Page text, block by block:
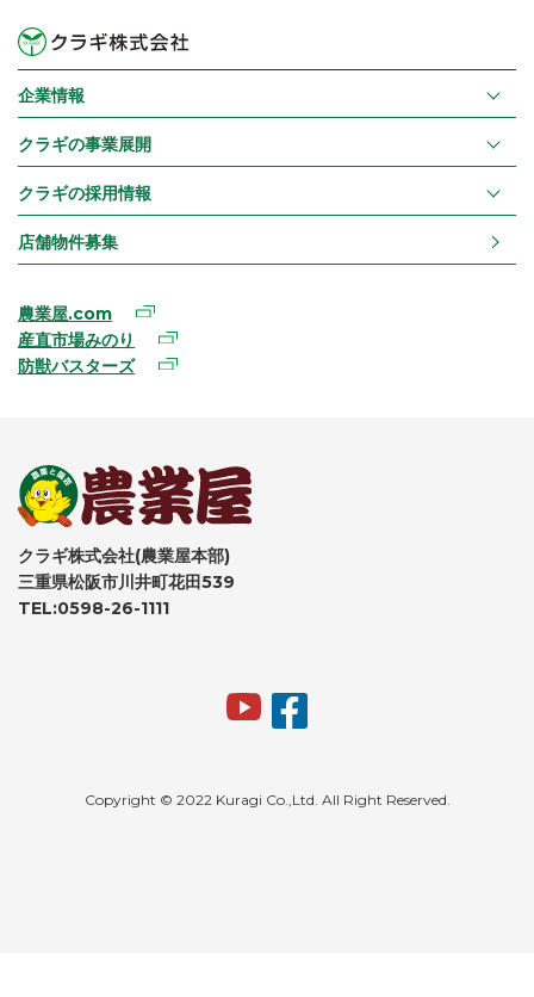
企業情報
クラギの事業展開
クラギの採用情報
店舗物件募集
農業屋.com
産直市場みのり
防獣バスターズ
クラギ株式会社(農業屋本部)
三重県松阪市川井町花田539
TEL:0598-26-1111
Copyright © 2022 Kuragi Co.,Ltd. All Right Reserved.